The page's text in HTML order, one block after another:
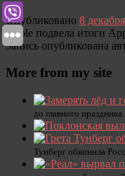
Опубликовано 8
Apple подвела итоги
Запись опубликована
More from my site
до главного
Тунберг обвинила